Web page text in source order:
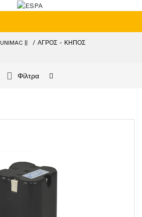
||
ΑΓΡΟΣ - ΚΗΠΟΣ
Φίλτρα